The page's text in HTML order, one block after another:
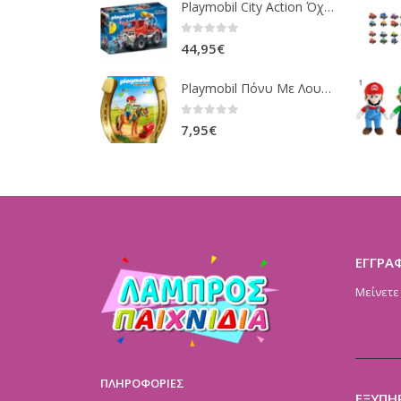
Playmobil City Action Όχημα Πυροσβεστικής Με Τροχαλία Ρυμούλκησης 9466
44,95€
Playmobil Πόνυ Με Λουλουδάκια Και Κοριτσάκι 6968
7,95€
ΠΛΗΡΟΦΟΡΙΕΣ